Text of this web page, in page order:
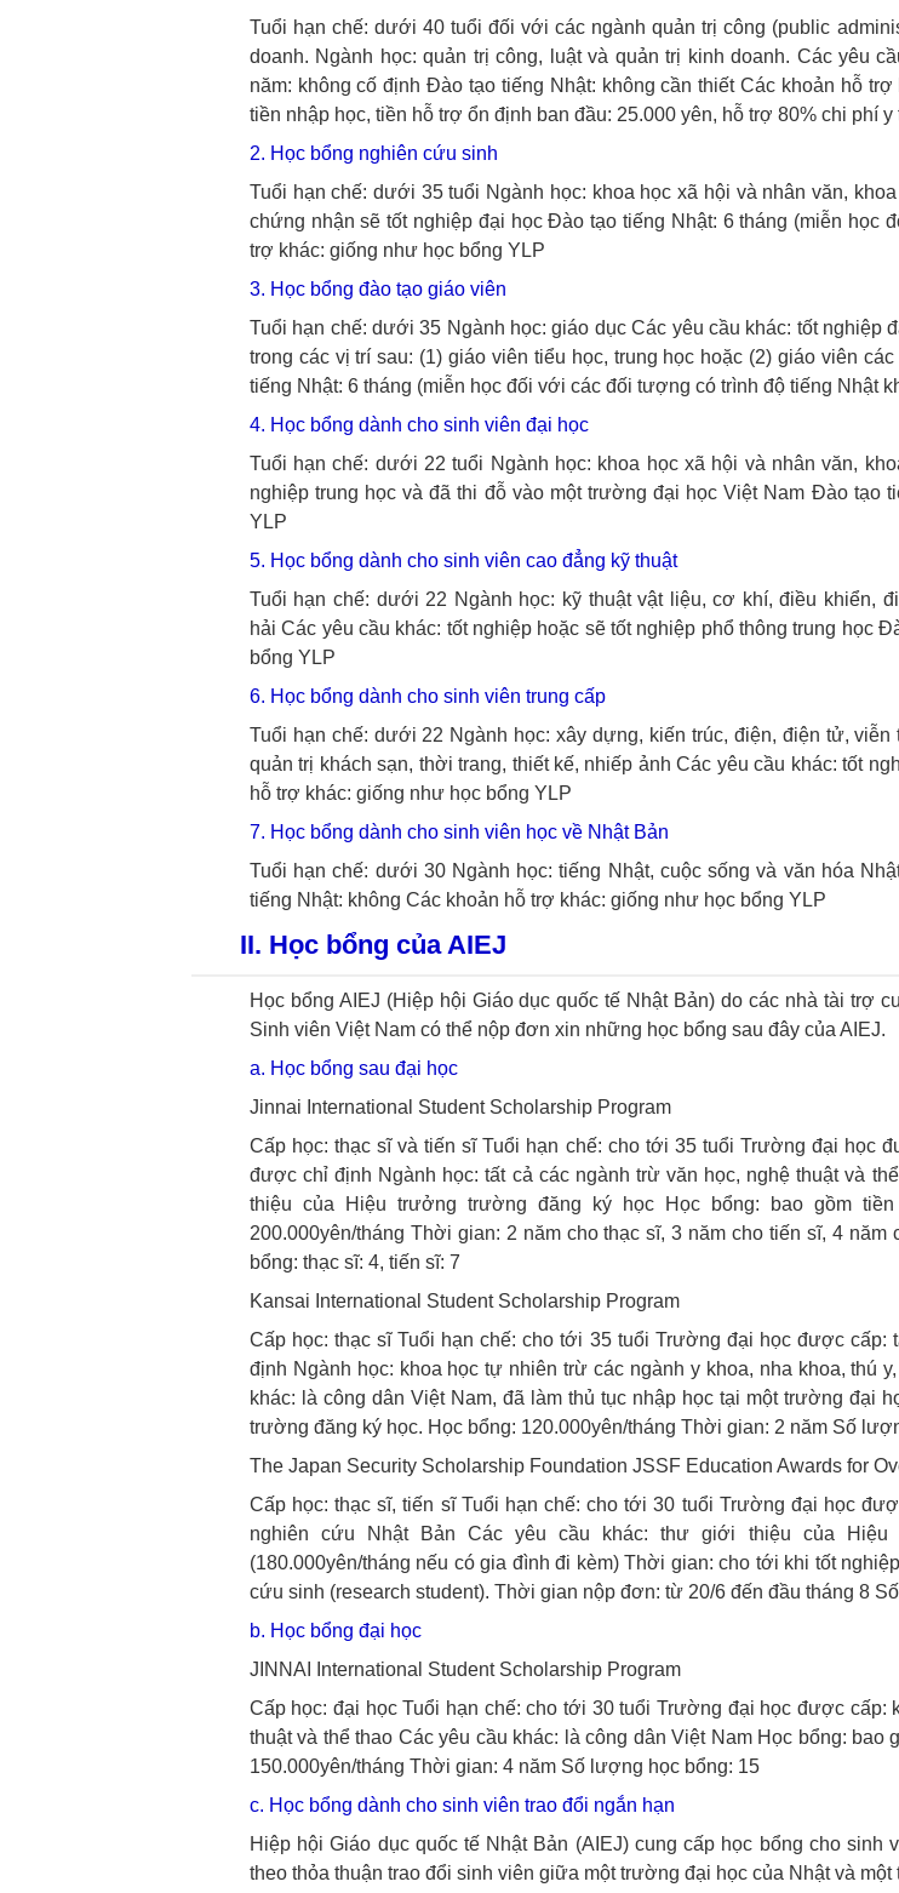
Tuổi hạn chế: dưới 40 tuổi đối với các ngành quản trị công (public
doanh. Ngành học: quản trị công, luật và quản trị kinh doanh. Các yêu
năm: không cố định Đào tạo tiếng Nhật: không cần thiết Các khoản hỗ trợ
tiền nhập học, tiền hỗ trợ ổn định ban đầu: 25.000 yên, hỗ trợ 80% chi phí y
2. Học bổng nghiên cứu sinh
Tuổi hạn chế: dưới 35 tuổi Ngành học: khoa học xã hội và nhân văn,
chứng nhận sẽ tốt nghiệp đại học Đào tạo tiếng Nhật: 6 tháng (miễn học
trợ khác: giống như học bổng YLP
3. Học bổng đào tạo giáo viên
Tuổi hạn chế: dưới 35 Ngành học: giáo dục Các yêu cầu khác: tốt nghiệp
trong các vị trí sau: (1) giáo viên tiểu học, trung học hoặc (2) giáo viên
tiếng Nhật: 6 tháng (miễn học đối với các đối tượng có trình độ tiếng Nhật
4. Học bổng dành cho sinh viên đại học
Tuổi hạn chế: dưới 22 tuổi Ngành học: khoa học xã hội và nhân văn,
nghiệp trung học và đã thi đỗ vào một trường đại học Việt Nam Đào tạo
YLP
5. Học bổng dành cho sinh viên cao đẳng kỹ thuật
Tuổi hạn chế: dưới 22 Ngành học: kỹ thuật vật liệu, cơ khí, điều khiển,
hải Các yêu cầu khác: tốt nghiệp hoặc sẽ tốt nghiệp phổ thông trung học
bổng YLP
6. Học bổng dành cho sinh viên trung cấp
Tuổi hạn chế: dưới 22 Ngành học: xây dựng, kiến trúc, điện, điện tử,
quản trị khách sạn, thời trang, thiết kế, nhiếp ảnh Các yêu cầu khác: tốt
hỗ trợ khác: giống như học bổng YLP
7. Học bổng dành cho sinh viên học về Nhật Bản
Tuổi hạn chế: dưới 30 Ngành học: tiếng Nhật, cuộc sống và văn hóa
tiếng Nhật: không Các khoản hỗ trợ khác: giống như học bổng YLP
II. Học bổng của AIEJ
Học bổng AIEJ (Hiệp hội Giáo dục quốc tế Nhật Bản) do các nhà tài trợ
Sinh viên Việt Nam có thể nộp đơn xin những học bổng sau đây của AIEJ.
a. Học bổng sau đại học
Jinnai International Student Scholarship Program
Cấp học: thạc sĩ và tiến sĩ Tuổi hạn chế: cho tới 35 tuổi Trường đại học
được chỉ định Ngành học: tất cả các ngành trừ văn học, nghệ thuật và
thiệu của Hiệu trưởng trường đăng ký học
Học bổng: bao gồm
200.000yên/tháng Thời gian: 2 năm cho thạc sĩ, 3 năm cho tiến sĩ, 4
bổng: thạc sĩ: 4, tiến sĩ: 7
Kansai International Student Scholarship Program
Cấp học: thạc sĩ Tuổi hạn chế: cho tới 35 tuổi Trường đại học được cấp:
định Ngành học: khoa học tự nhiên trừ các ngành y khoa, nha khoa, thú
khác: là công dân Việt Nam, đã làm thủ tục nhập học tại một trường
trường đăng ký học. Học bổng: 120.000yên/tháng Thời gian: 2 năm Số
The Japan Security Scholarship Foundation JSSF Education Awards for
Cấp học: thạc sĩ, tiến sĩ Tuổi hạn chế: cho tới 30 tuổi Trường đại học
nghiên cứu Nhật Bản
Các yêu cầu khác: thư giới thiệu của
(180.000yên/tháng nếu có gia đình đi kèm) Thời gian: cho tới khi tốt
cứu sinh (research student). Thời gian nộp đơn: từ 20/6 đến đầu tháng 8
b. Học bổng đại học
JINNAI International Student Scholarship Program
Cấp học: đại học Tuổi hạn chế: cho tới 30 tuổi Trường đại học được cấp:
thuật và thể thao Các yêu cầu khác: là công dân Việt Nam Học bổng: bao
150.000yên/tháng Thời gian: 4 năm Số lượng học bổng: 15
c. Học bổng dành cho sinh viên trao đổi ngắn hạn
Hiệp hội Giáo dục quốc tế Nhật Bản (AIEJ) cung cấp học bổng cho
theo thỏa thuận trao đổi sinh viên giữa một trường đại học của Nhật và